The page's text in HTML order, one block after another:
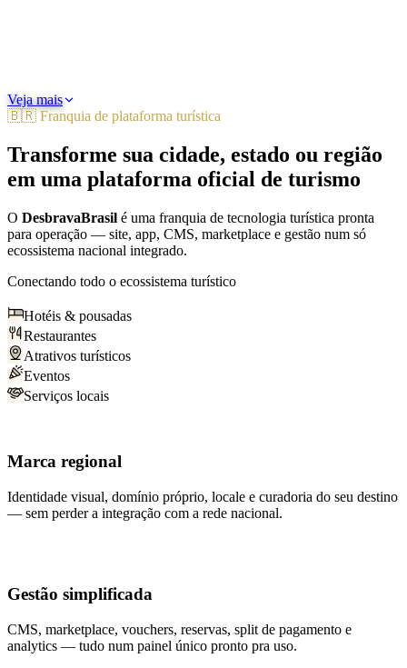
Veja mais
🇧🇷 Franquia de plataforma turística
Transforme sua cidade, estado ou região
em uma plataforma oficial de turismo
O DesbravaBrasil é uma franquia de tecnologia turística pronta
para operação — site, app, CMS, marketplace e gestão num só
ecossistema nacional integrado.
Conectando todo o ecossistema turístico
Hotéis & pousadas
Restaurantes
Atrativos turísticos
Eventos
Serviços locais
Marca regional
Identidade visual, domínio próprio, locale e curadoria do seu destino
— sem perder a integração com a rede nacional.
Gestão simplificada
CMS, marketplace, vouchers, reservas, split de pagamento e
analytics — tudo num painel único pronto pra uso.